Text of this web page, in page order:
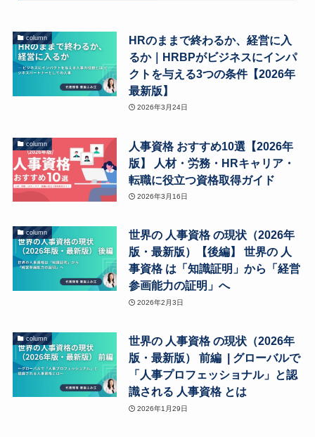
column
HRのままで終わるか、経営に入
るか｜HRBPがビジネスにインパ
クトを与える3つの条件【2026年
最新版】
2026年3月24日
column
人事資格 おすすめ10選【2026年
版】 人材・労務・HRキャリア・
転職に役立つ資格取得ガイド
2026年3月16日
column
世界の 人事資格 の現状（2026年
版・最新版）【後編】 世界の 人
事資格 は「知識証明」から「経営
参画能力の証明」へ
2026年2月3日
column
世界の 人事資格 の現状（2026年
版・最新版） 前編 | グローバルで
「人事プロフェッショナル」と認
識される 人事資格 とは
2026年1月29日